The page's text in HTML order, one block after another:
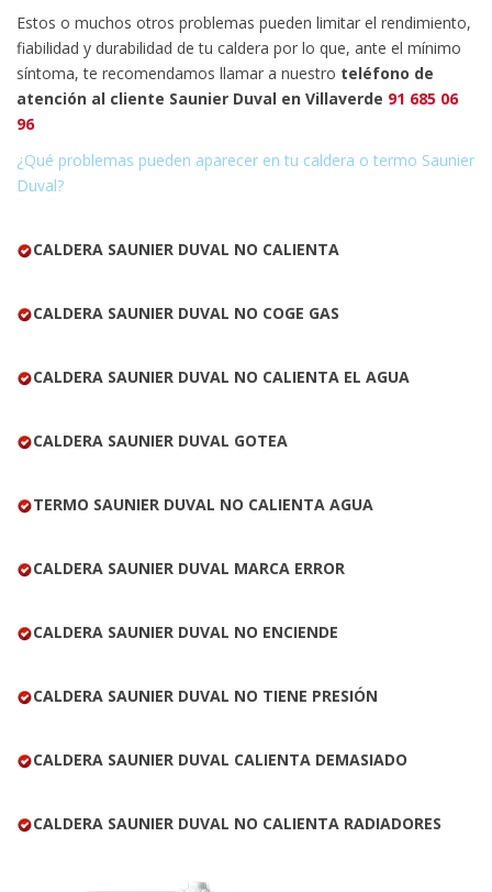
Estos o muchos otros problemas pueden limitar el rendimiento,
fiabilidad y durabilidad de tu caldera por lo que, ante el mínimo
síntoma, te recomendamos llamar a nuestro teléfono de
atención al cliente Saunier Duval en Villaverde 91 685 06
96
¿Qué problemas pueden aparecer en tu caldera o termo Saunier
Duval?
CALDERA SAUNIER DUVAL NO CALIENTA
CALDERA SAUNIER DUVAL NO COGE GAS
CALDERA SAUNIER DUVAL NO CALIENTA EL AGUA
CALDERA SAUNIER DUVAL GOTEA
TERMO SAUNIER DUVAL NO CALIENTA AGUA
CALDERA SAUNIER DUVAL MARCA ERROR
CALDERA SAUNIER DUVAL NO ENCIENDE
CALDERA SAUNIER DUVAL NO TIENE PRESIÓN
CALDERA SAUNIER DUVAL CALIENTA DEMASIADO
CALDERA SAUNIER DUVAL NO CALIENTA RADIADORES